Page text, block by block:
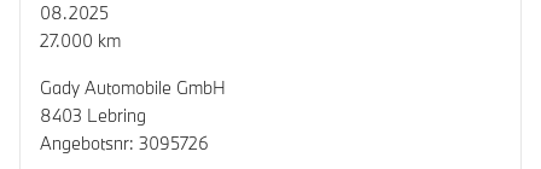
08.2025
27.000 km
Gady Automobile GmbH
8403 Lebring
Angebotsnr: 3095726